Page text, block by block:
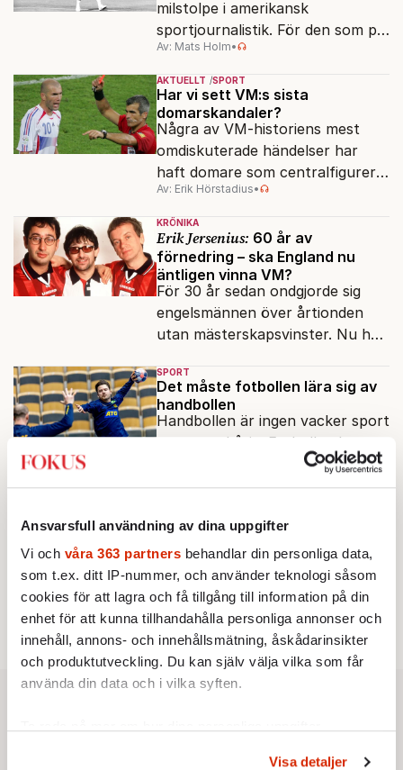
Ansvarsfull användning av dina uppgifter
Vi och våra 363 partners behandlar din personliga data,
som t.ex. ditt IP-nummer, och använder teknologi såsom
cookies för att lagra och få tillgång till information på din
enhet för att kunna tillhandahålla personliga annonser och
innehåll, annons- och innehållsmätning, åskådarinsikter
och produktutveckling. Du kan själv välja vilka som får
använda din data och i vilka syften.
Visa detaljer
milstolpe i amerikansk
sportjournalistik. För den som på
allvar vill förstå grästennisen i
Wimbledon är den oumbärlig.
Av: Mats Holm•
AKTUELLT SPORT
Har vi sett VM:s sista
domarskandaler?
Några av VM-historiens mest
omdiskuterade händelser har
haft domare som centralfigurer.
Med VAR är den epoken ett
minne blott. På gott och ont.
Av: Erik Hörstadius•
KRÖNIKA
Erik Jersenius: 60 år av
förnedring – ska England nu
äntligen vinna VM?
För 30 år sedan ondgjorde sig
engelsmännen över årtionden
utan mästerskapsvinster. Nu har
aldrig upp hoppet om
guldpokalen.
SPORT
Det måste fotbollen lära sig av
handbollen
Handbollen är ingen vacker sport
– men renhårig. Fotbollen har
trots sin estetik misslyckats med
att skydda spelet från gnäll och
Vi svenska bollälskare är inne i
depressionens tidevarv
Vi har en mystisk omständighet
som svensk fotboll och svensk
handboll delar: Varför blir
spelarna sämre i landslaget?
Av: Lennart Ekdal•